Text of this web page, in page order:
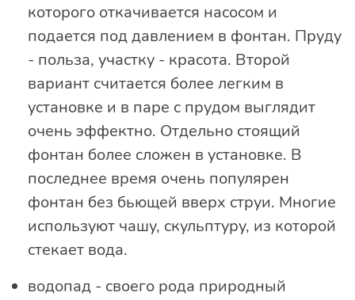
которого откачивается насосом и
подается под давлением в фонтан. Пруду
- польза, участку - красота. Второй
вариант считается более легким в
установке и в паре с прудом выглядит
очень эффектно. Отдельно стоящий
фонтан более сложен в установке. В
последнее время очень популярен
фонтан без бьющей вверх струи. Многие
используют чашу, скульптуру, из которой
стекает вода.
водопад - своего рода природный